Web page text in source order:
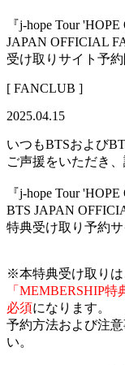
『j-hope Tour
JAPAN OFFICIAL
受け取りサイト予約
[ FANCLUB ]
2025.04.15
いつもBTSおよび
ご声援をいただき
『j-hope Tour
BTS JAPAN
特典受け取り予約
※本特典受け取り
「MEMBERSHIP
必須になります。
予約方法および注
い。